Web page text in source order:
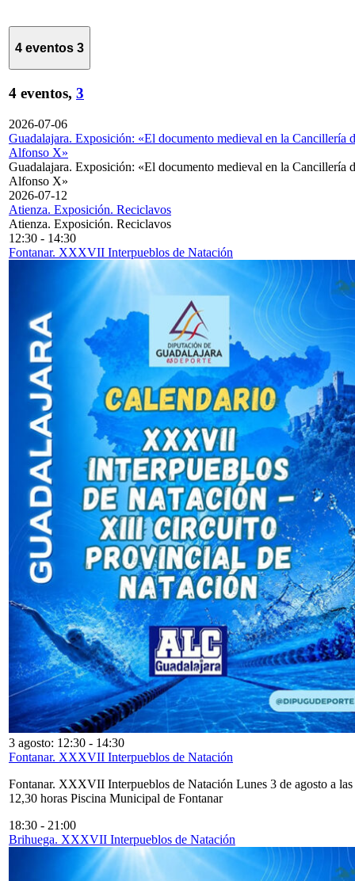
4 eventos 3
4 eventos, 3
2026-07-06
Guadalajara. Exposición: «El documento medieval en la Cancillería
Alfonso X»
Guadalajara. Exposición: «El documento medieval en la Cancillería
Alfonso X»
2026-07-12
Atienza. Exposición. Reciclavos
Atienza. Exposición. Reciclavos
12:30 - 14:30
Fontanar. XXXVII Interpueblos de Natación
3 agosto: 12:30 - 14:30
Fontanar. XXXVII Interpueblos de Natación
Fontanar. XXXVII Interpueblos de Natación Lunes 3 de agosto a las
12,30 horas Piscina Municipal de Fontanar
18:30 - 21:00
Brihuega. XXXVII Interpueblos de Natación